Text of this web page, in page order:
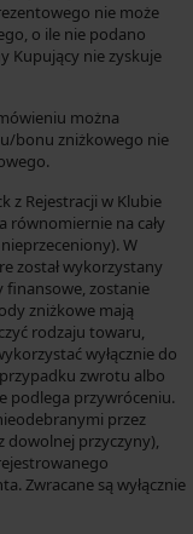
nie może
o ile nie podano
Kupujący nie zyskuje
można
bonu zniżkowego nie
z Rejestracji w Klubie
równomiernie na cały
W
został wykorzystany
finansowe, zostanie
zniżkowe mają
rodzaju towaru,
wyłącznie do
zwrotu albo
podlega przywróceniu.
przez
dowolnej przyczyny),
Zwracane są wyłącznie